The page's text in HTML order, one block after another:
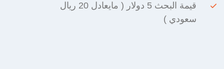
قيمة البحث 5 دولار ( مايعادل 20 ريال
سعودي )